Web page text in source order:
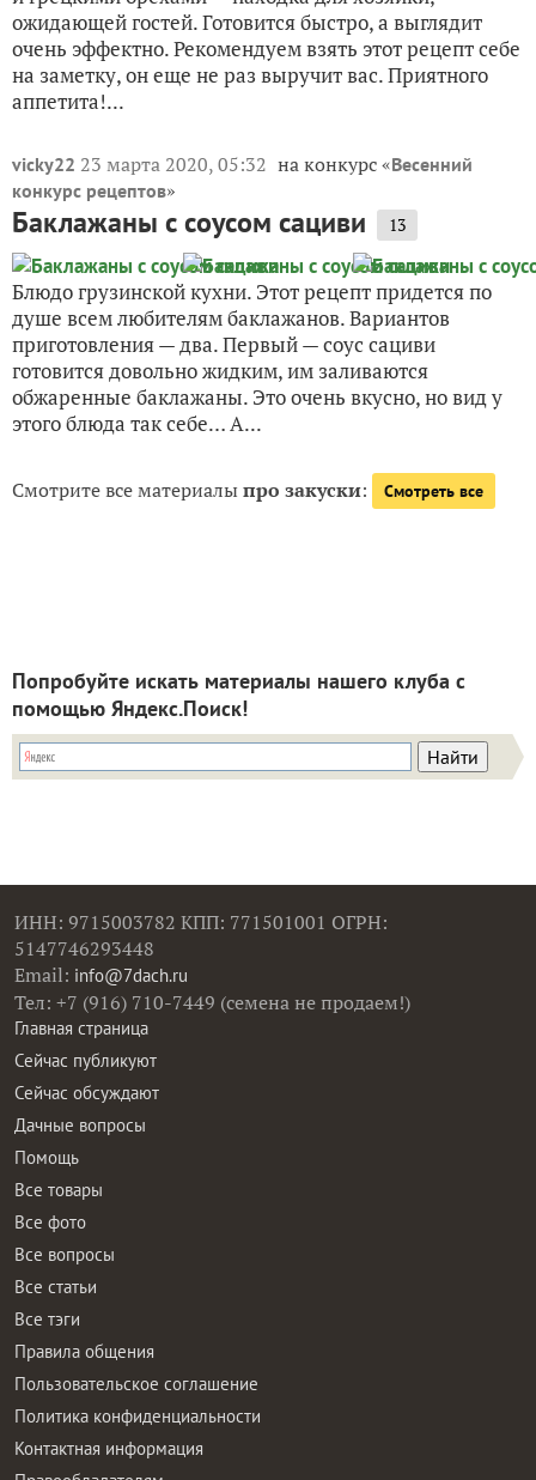
ожидающей гостей. Готовится быстро, а выглядит
очень эффектно. Рекомендуем взять этот рецепт себе
на заметку, он еще не раз выручит вас. Приятного
аппетита!...
vicky22 23 марта 2020, 05:32 на конкурс «Весенний
конкурс рецептов»
Баклажаны с соусом сациви 13
Блюдо грузинской кухни. Этот рецепт придется по
душе всем любителям баклажанов. Вариантов
приготовления — два. Первый — соус сациви
готовится довольно жидким, им заливаются
обжаренные баклажаны. Это очень вкусно, но вид у
этого блюда так себе… А...
Смотрите все материалыпро закуски: Смотреть все
Попробуйте искать материалы нашего клуба с
помощью Яндекс.Поиск!
ИНН: 9715003782 КПП: 771501001 ОГРН:
5147746293448
Email: info@7dach.ru
Тел: +7 (916) 710-7449 (семена не продаем!)
Главная страница
Сейчас публикуют
Сейчас обсуждают
Дачные вопросы
Помощь
Все товары
Все фото
Все вопросы
Все статьи
Все тэги
Правила общения
Пользовательское соглашение
Политика конфиденциальности
Контактная информация